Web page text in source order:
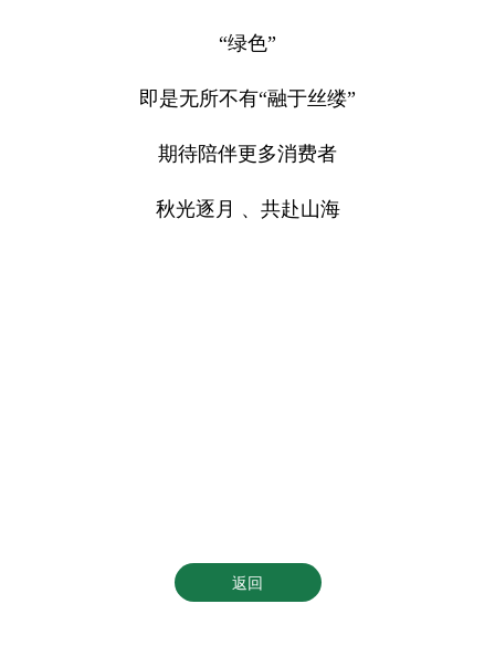
“绿色”
即是无所不有“融于丝缕”
期待陪伴更多消费者
秋光逐月 、共赴山海
返回